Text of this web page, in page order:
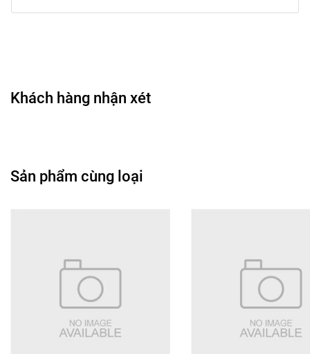
Khách hàng nhận xét
Sản phẩm cùng loại